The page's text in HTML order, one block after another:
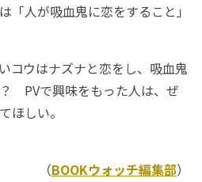
「人が吸血鬼に恋をすること」
コウはナズナと恋をし、吸血鬼
PVで興味をもった人は、ぜ
ほしい。
（BOOKウォッチ編集部）